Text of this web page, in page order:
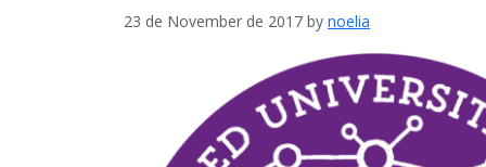
23 de November de 2017 by noelia